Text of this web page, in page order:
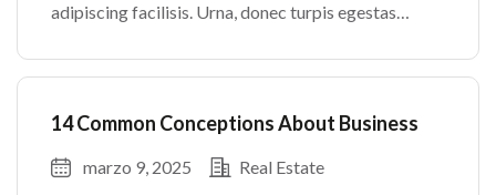
adipiscing facilisis. Urna, donec turpis egestas
justo odio parturient mauris curabitur lorem in.
14 Common Conceptions About Business
marzo 9, 2025
Real Estate